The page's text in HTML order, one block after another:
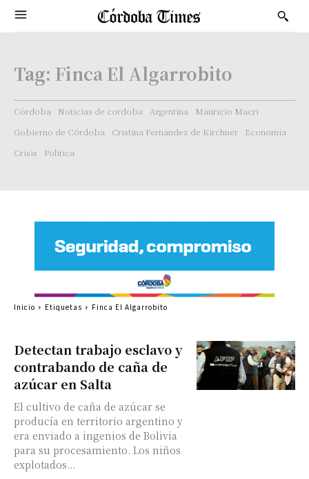
Tag: Finca El Algarrobito
Córdoba Noticias de cordoba Argentina
Mauricio Macri
Gobierno de Córdoba
Cristina Fernandez de Kirchner
Economía
Crisis
Politica
Detectan trabajo esclavo y
contrabando de caña de
azúcar en Salta
El cultivo de caña de azúcar se
producía en territorio argentino y
era enviado a ingenios de Bolivia
para su procesamiento. Los niños
explotados...
Inicio Etiquetas Finca El Algarrobito